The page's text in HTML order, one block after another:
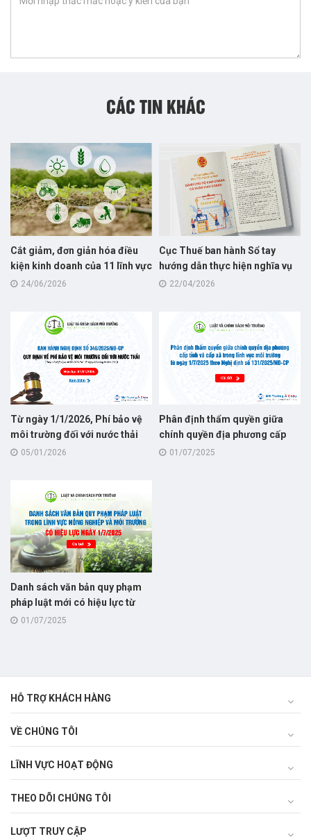
CÁC TIN KHÁC
Cắt giảm, đơn giản hóa điều
kiện kinh doanh của 11 lĩnh vực
nông nghiệp và môi trường
24/06/2026
Cục Thuế ban hành Sổ tay
hướng dẫn thực hiện nghĩa vụ
thuế dành cho hộ kinh doanh
22/04/2026
Từ ngày 1/1/2026, Phí bảo vệ
môi trường đối với nước thải
quy định tại Nghị định số
05/01/2026
Phân định thẩm quyền giữa
chính quyền địa phương cấp
tỉnh và cấp xã trong lĩnh vực
01/07/2025
Danh sách văn bản quy phạm
pháp luật mới có hiệu lực từ
1/7/2025 trong lĩnh vực nông
01/07/2025
HỖ TRỢ KHÁCH HÀNG
VỀ CHÚNG TÔI
LĨNH VỰC HOẠT ĐỘNG
THEO DÕI CHÚNG TÔI
LƯỢT TRUY CẬP